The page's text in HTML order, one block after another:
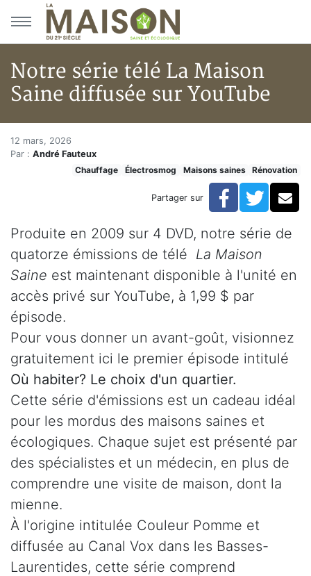
Aller au menu principal
Aller au contenu principal
Notre série télé La Maison
Saine diffusée sur YouTube
Accueil
Articles
Maisons saines
Hypersensibilités environnementales
Notre série télé La Maison Saine diffusée sur YouTube
Notre série télé La Maison
12 mars, 2026
Par : André Fauteux
Chauffage
Électrosmog Maisons saines Rénovation
Partager sur Facebook
Produite en 2009 sur 4 DVD, notre série de
quatorze émissions de télé La Maison
Saine est maintenant disponible à l'unité en
accès privé sur YouTube, à 1,99 $ par
épisode.
Pour vous donner un avant-goût, visionnez
gratuitement ici le premier épisode intitulé
Où habiter? Le choix d'un quartier.
Cette série d'émissions est un cadeau idéal
pour les mordus des maisons saines et
écologiques. Chaque sujet est présenté par
des spécialistes et un médecin, en plus de
comprendre une visite de maison, dont la
mienne.
À l'origine intitulée Couleur Pomme et
diffusée au Canal Vox dans les Basses-
Laurentides, cette série comprend